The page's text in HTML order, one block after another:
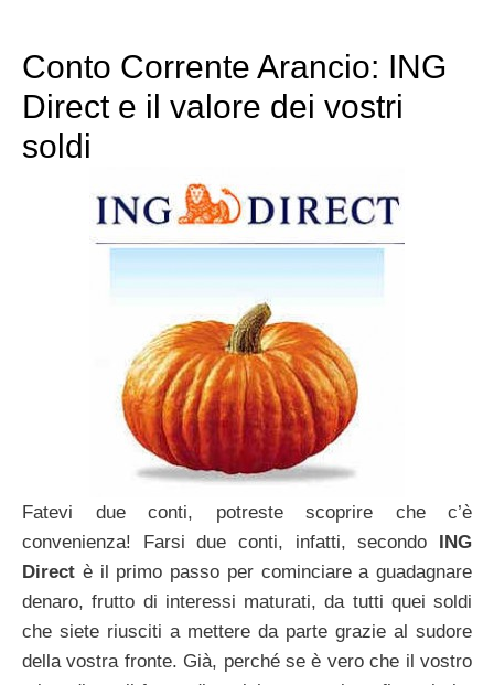
Conto Corrente Arancio: ING
Direct e il valore dei vostri
soldi
Fatevi due conti, potreste scoprire che c’è
convenienza! Farsi due conti, infatti, secondo ING
Direct è il primo passo per cominciare a guadagnare
denaro, frutto di interessi maturati, da tutti quei soldi
che siete riusciti a mettere da parte grazie al sudore
della vostra fronte. Già, perché se è vero che il vostro